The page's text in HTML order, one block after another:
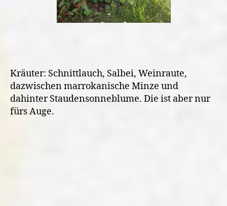
Kräuter: Schnittlauch, Salbei, Weinraute,
dazwischen marrokanische Minze und
dahinter Staudensonneblume. Die ist aber nur
fürs Auge.